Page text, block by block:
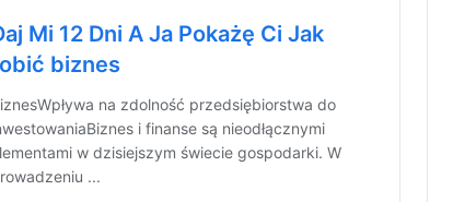
Mi 12 Dni A Ja Pokażę Ci Jak
biznes
na zdolność przedsiębiorstwa do
i finanse są nieodłącznymi
w dzisiejszym świecie gospodarki. W
...